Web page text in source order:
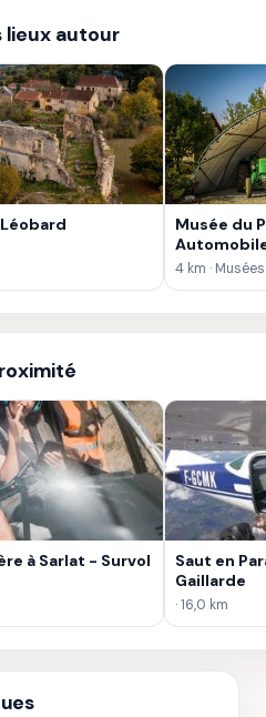
lieux autour
Musée du
4 km · Musées
à Sarlat - Survol
Saut en
Gaillarde
· 16,0 km